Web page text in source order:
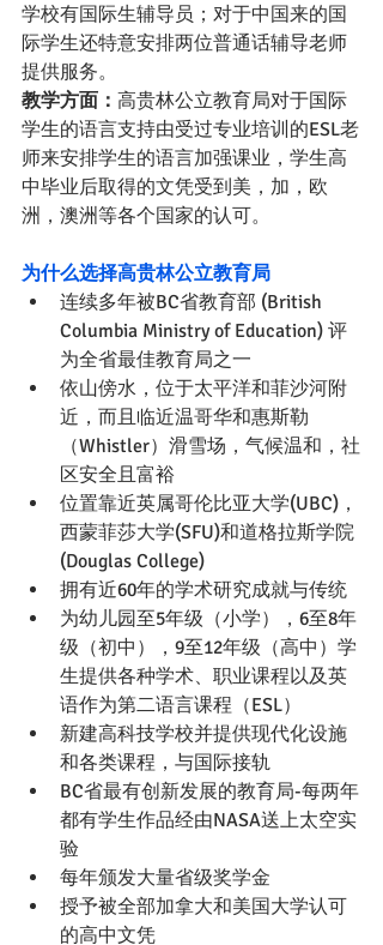
学校有国际生辅导员；对于中国来的国
际学生还特意安排两位普通话辅导老师
提供服务。
教学方面： 高贵林公立教育局对于国际
学生的语言支持由受过专业培训的ESL老
师来安排学生的语言加强课业，学生高
中毕业后取得的文凭受到美，加，欧
洲，澳洲等各个国家的认可。
为什么选择高贵林公立教育局
连续多年被BC省教育部 (British
Columbia Ministry of Education) 评
为全省最佳教育局之一
依山傍水，位于太平洋和菲沙河附
近，而且临近温哥华和惠斯勒
（Whistler）滑雪场，气候温和，社
区安全且富裕
位置靠近英属哥伦比亚大学(UBC)，
西蒙菲莎大学(SFU)和道格拉斯学院
(Douglas College)
拥有近60年的学术研究成就与传统
为幼儿园至5年级（小学），6至8年
级（初中），9至12年级（高中）学
生提供各种学术、职业课程以及英
语作为第二语言课程（ESL）
新建高科技学校并提供现代化设施
和各类课程，与国际接轨
BC省最有创新发展的教育局-每两年
都有学生作品经由NASA送上太空实
验
每年颁发大量省级奖学金
授予被全部加拿大和美国大学认可
的高中文凭